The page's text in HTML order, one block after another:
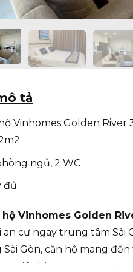
tả
Vinhomes Golden River
ngủ, 2 WC
đủ
Vinhomes Golden
cư ngay trung tâm Sài
Sài Gòn, căn hộ mang
đô thị.